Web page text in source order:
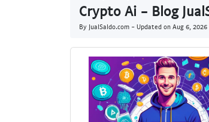
Crypto Ai - Blog
By JualSaldo.com - Updated on Aug 6, 2026